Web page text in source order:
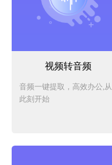
视频转音频
音频一键提取，高效办公,从
此刻开始